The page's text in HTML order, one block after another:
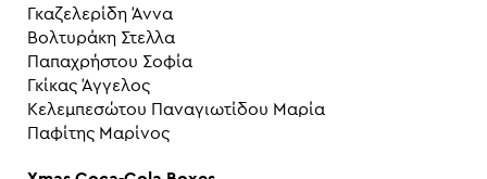
Γκαζελερίδη Άννα
Βολτυράκη Στελλα
Παπαχρήστου Σοφία
Γκίκας Άγγελος
Κελεμπεσώτου Παναγιωτίδου Μαρία
Παφίτης Μαρίνος